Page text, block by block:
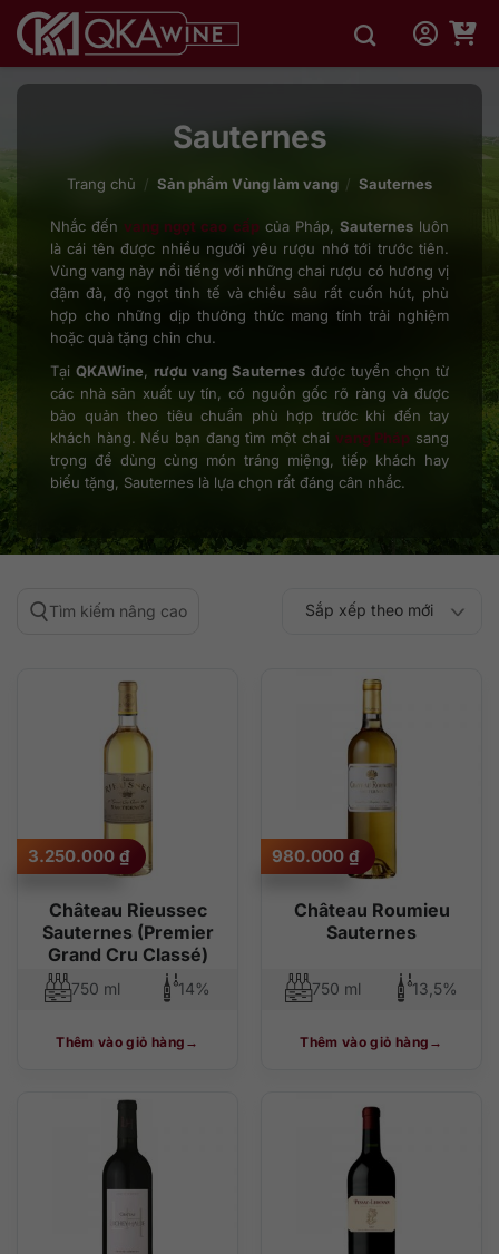
qua
dung
Sauternes
Trang chủ / Sản phẩm Vùng làm vang / Sauternes
Nhắc đến vang ngọt cao cấp của Pháp, Sauternesluôn
là cái tên được nhiều người yêu rượu nhớ tới trước tiên.
Vùng vang này nổi tiếng với những chai rượu có hương vị
đậm đà, độ ngọt tinh tế và chiều sâu rất cuốn hút, phù
hợp cho những dịp thưởng thức mang tính trải nghiệm
hoặc quà tặng chỉn chu.
Tại QKAWine, rượu vang Sauternes được tuyển chọn từ
các nhà sản xuất uy tín, có nguồn gốc rõ ràng và được
bảo quản theo tiêu chuẩn phù hợp trước khi đến tay
khách hàng. Nếu bạn đang tìm một chai vang Pháp sang
trọng để dùng cùng món tráng miệng, tiếp khách hay
biếu tặng, Sauternes là lựa chọn rất đáng cân nhắc.
Tìm kiếm nâng cao Sắp xếp theo
Sắp xếp theo mới
Château Rieussec
Sauternes (Premier
Grand Cru Classé)
3.250.000 ₫
750 ml 14%
Thêm vào giỏ hàng
Château Roumieu
Sauternes
980.000 ₫
750 ml 13,5%
Thêm vào giỏ hàng